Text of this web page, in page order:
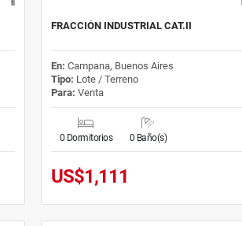
FRACCIÓN INDUSTRIAL CAT.II
En: Campana, Buenos Aires
Tipo: Lote / Terreno
Para: Venta
0 Dormitorios 0 Baño(s)
US$1,111